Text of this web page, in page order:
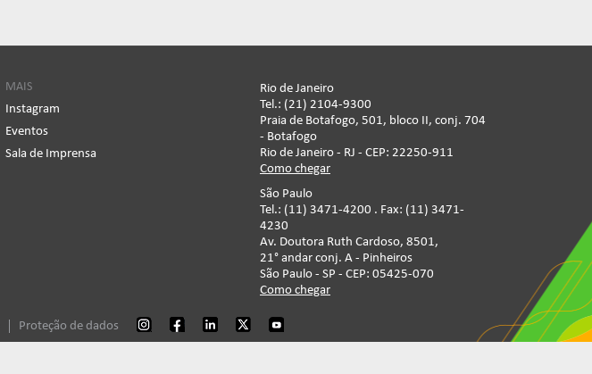
MAIS
Instagram
Eventos
Sala de Imprensa
Rio de Janeiro
Tel.: (21) 2104-9300
Praia de Botafogo, 501, bloco II, conj. 704
- Botafogo
Rio de Janeiro - RJ - CEP: 22250-911
Como chegar
São Paulo
Tel.: (11) 3471-4200 . Fax: (11) 3471-
4230
Av. Doutora Ruth Cardoso, 8501,
21° andar conj. A - Pinheiros
São Paulo - SP - CEP: 05425-070
Como chegar
Proteção de dados